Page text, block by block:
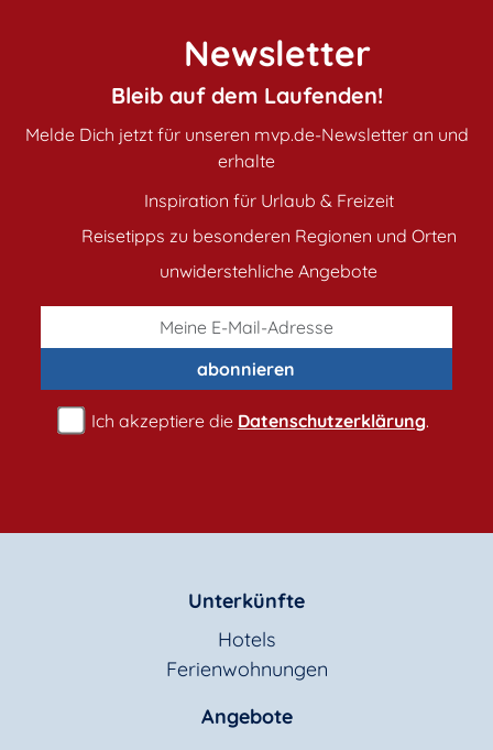
Newsletter
Bleib auf dem Laufenden!
Melde Dich jetzt für unseren mvp.de-Newsletter an und
erhalte
Inspiration für Urlaub & Freizeit
Reisetipps zu besonderen Regionen und Orten
unwiderstehliche Angebote
abonnieren
Ich akzeptiere die Datenschutzerklärung.
Unterkünfte
Hotels
Ferienwohnungen
Angebote